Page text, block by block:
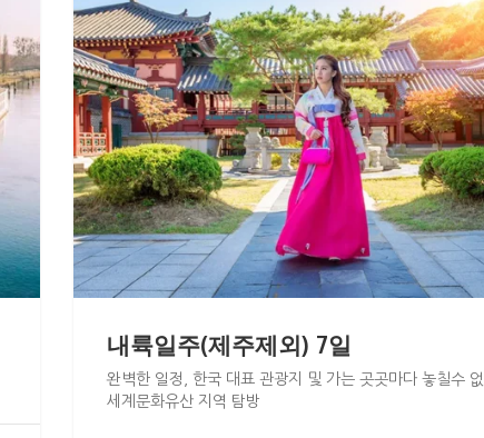
내륙일주(제주제외) 7일
완벽한 일정, 한국 대표 관광지 및 가는 곳곳마다 놓칠수
세계문화유산 지역 탐방